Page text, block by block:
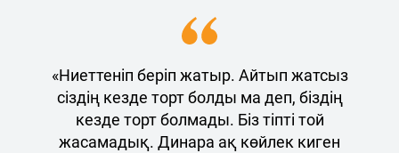
«Ниеттеніп беріп жатыр. Айтып жатсыз
сіздің кезде торт болды ма деп, біздің
кезде торт болмады. Біз тіпті той
жасамадық. Динара ақ көйлек киген